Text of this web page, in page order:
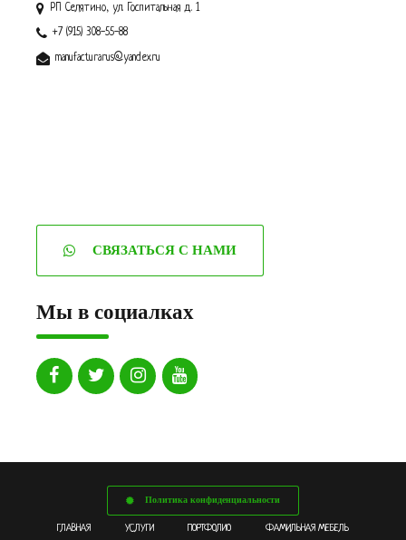
РП Селятино, ул. Госпитальная д. 1
+7 (915) 308-55-88
manufacturarus@yandex.ru
СВЯЗАТЬСЯ С НАМИ
Мы в социалках
Политика конфиденциальности
ГЛАВНАЯ УСЛУГИ ПОРТФОЛИО ФАМИЛЬНАЯ МЕБЕЛЬ